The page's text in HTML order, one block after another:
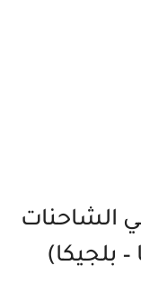
الشاحنات
– بلجيكا)